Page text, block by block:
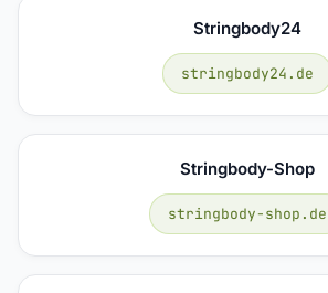
Stringbody24
stringbody24.de
Stringbody-Shop
stringbody-shop.de